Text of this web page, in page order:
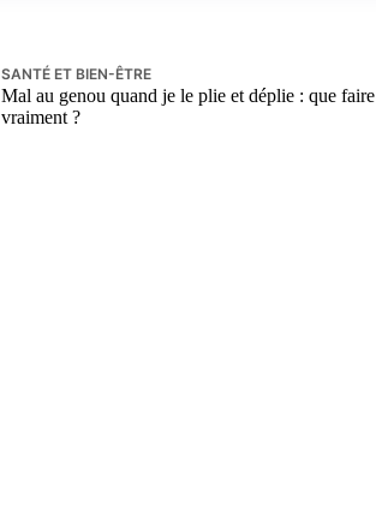
SANTÉ ET BIEN-ÊTRE
Mal au genou quand je le plie et déplie : que faire
vraiment ?